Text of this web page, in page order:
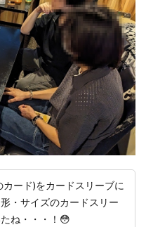
ード)をカードスリーブに
・サイズのカードスリー
ね・・・！😳